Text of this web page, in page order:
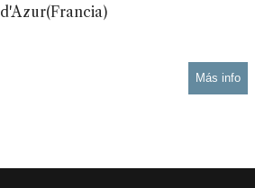
d'Azur(Francia)
Más info